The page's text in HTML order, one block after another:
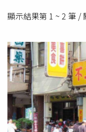
顯示結果第 1 ~ 2 筆 /